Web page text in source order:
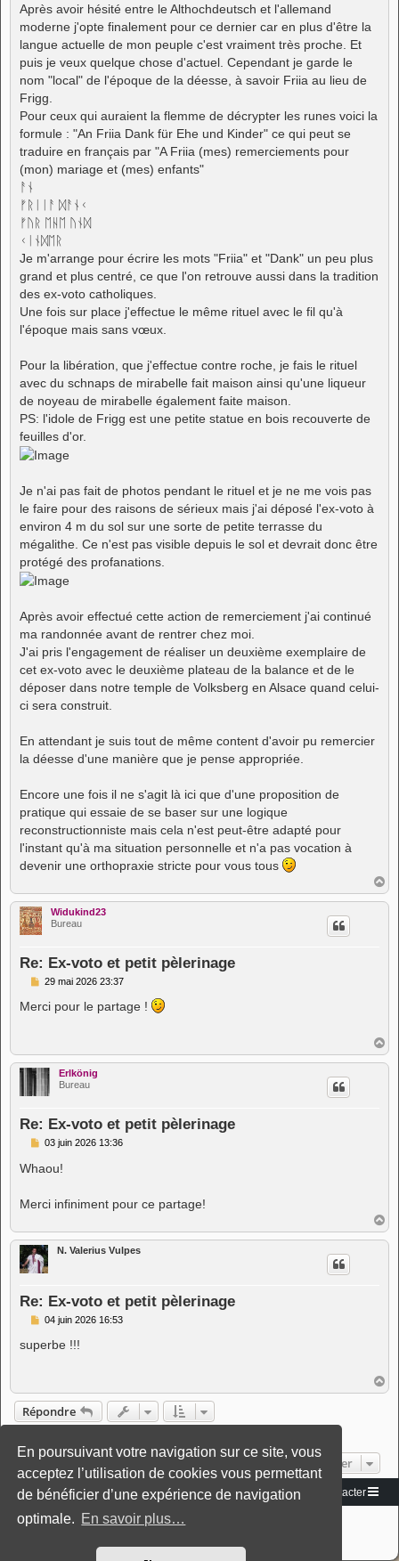
En poursuivant votre navigation sur ce site, vous
acceptez l’utilisation de cookies vous permettant
de bénéficier d’une expérience de navigation
optimale. En savoir plus…
Après avoir hésité entre le Althochdeutsch et l'allemand
moderne j'opte finalement pour ce dernier car en plus d'être la
langue actuelle de mon peuple c'est vraiment très proche. Et
puis je veux quelque chose d'actuel. Cependant je garde le
nom "local" de l'époque de la déesse, à savoir Friia au lieu de
Frigg.
Pour ceux qui auraient la flemme de décrypter les runes voici la
formule : "An Friia Dank für Ehe und Kinder" ce qui peut se
traduire en français par "A Friia (mes) remerciements pour
(mon) mariage et (mes) enfants"
ᚨᚾ
ᚠᚱᛁᛁᚨ ᛞᚨᚾᚲ
ᚠᚢᚱ ᛖᚺᛖ ᚢᚾᛞ
ᚲᛁᚾᛞᛖᚱ
Je m'arrange pour écrire les mots "Friia" et "Dank" un peu plus
grand et plus centré, ce que l'on retrouve aussi dans la tradition
des ex-voto catholiques.
Une fois sur place j'effectue le même rituel avec le fil qu'à
l'époque mais sans vœux.
Pour la libération, que j'effectue contre roche, je fais le rituel
avec du schnaps de mirabelle fait maison ainsi qu'une liqueur
de noyeau de mirabelle également faite maison.
PS: l'idole de Frigg est une petite statue en bois recouverte de
feuilles d'or.
Je n'ai pas fait de photos pendant le rituel et je ne me vois pas
le faire pour des raisons de sérieux mais j'ai déposé l'ex-voto à
environ 4 m du sol sur une sorte de petite terrasse du
mégalithe. Ce n'est pas visible depuis le sol et devrait donc être
protégé des profanations.
Après avoir effectué cette action de remerciement j'ai continué
ma randonnée avant de rentrer chez moi.
J'ai pris l'engagement de réaliser un deuxième exemplaire de
cet ex-voto avec le deuxième plateau de la balance et de le
déposer dans notre temple de Volksberg en Alsace quand celui-
ci sera construit.
En attendant je suis tout de même content d'avoir pu remercier
la déesse d'une manière que je pense appropriée.
Encore une fois il ne s'agit là ici que d'une proposition de
pratique qui essaie de se baser sur une logique
reconstructionniste mais cela n'est peut-être adapté pour
l'instant qu'à ma situation personnelle et n'a pas vocation à
devenir une orthopraxie stricte pour vous tous
a
u
Widukind23
Bureau
Re: Ex-voto et petit pèlerinage
M
s
29 mai 2026 23:37
Merci pour le partage !
a
u
Erlkönig
Bureau
Re: Ex-voto et petit pèlerinage
M
s
e
03 juin 2026 13:36
Whaou!
Merci infiniment pour ce partage!
a
u
N. Valerius Vulpes
Re: Ex-voto et petit pèlerinage
M
s
04 juin 2026 16:53
superbe !!!
a
Répondre
Aller
Vers le site Accueil du forum Nous contacter
Développé parphpBB® Forum Software © phpBB Limited
Traduction française officielle©Miles Cellar